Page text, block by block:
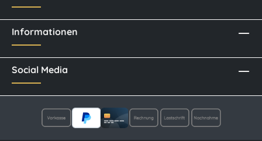
Social Media
Informationen